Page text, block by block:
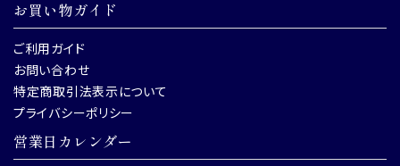
お買い物ガイド
ご利用ガイド
お問い合わせ
特定商取引法表示について
プライバシーポリシー
営業日カレンダー